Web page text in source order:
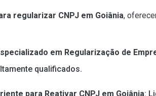
regularizar CNPJ em Goiânia,
em Regularização de
qualificados.
para Reativar CNPJ em Goiânia: